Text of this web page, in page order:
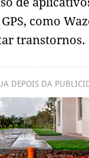
como
transtornos.
DEPOIS DA